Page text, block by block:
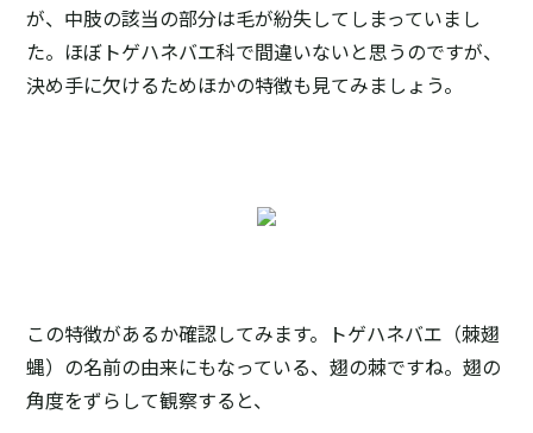
が、中肢の該当の部分は毛が紛失してしまっていまし
た。ほぼトゲハネバエ科で間違いないと思うのですが、
決め手に欠けるためほかの特徴も見てみましょう。
この特徴があるか確認してみます。トゲハネバエ（棘翅
蝿）の名前の由来にもなっている、翅の棘ですね。翅の
角度をずらして観察すると、